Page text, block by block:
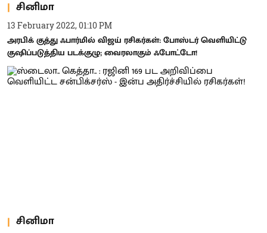
சினிமா
13 February 2022, 01:10 PM
அரபிக் குத்து ஃபார்மில் விஜய் ரசிகர்கள்: போஸ்டர் வெளியிட்டு
குஷிப்படுத்திய படக்குழு; வைரலாகும் ஃபோட்டோ!
சினிமா